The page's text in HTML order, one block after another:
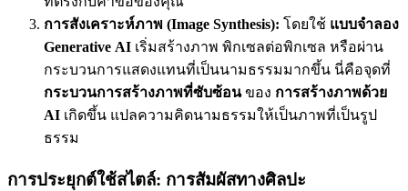
การสังเคราะห์ภาพ (Image Synthesis): โดยใช้ แบบจำลอง
Generative AI เริ่มสร้างภาพ พิกเซลต่อพิกเซล หรือผ่าน
กระบวนการแสดงแทนที่เป็นนามธรรมมากขึ้น นี่คือจุดที่
กระบวนการสร้างภาพที่ซับซ้อนของ การสร้างภาพด้วย
AI เกิดขึ้น แปลความคิดนามธรรมให้เป็นภาพที่เป็นรูป
ธรรม
การประยุกต์ใช้สไตล์: การสัมผัสทางศิลปะ